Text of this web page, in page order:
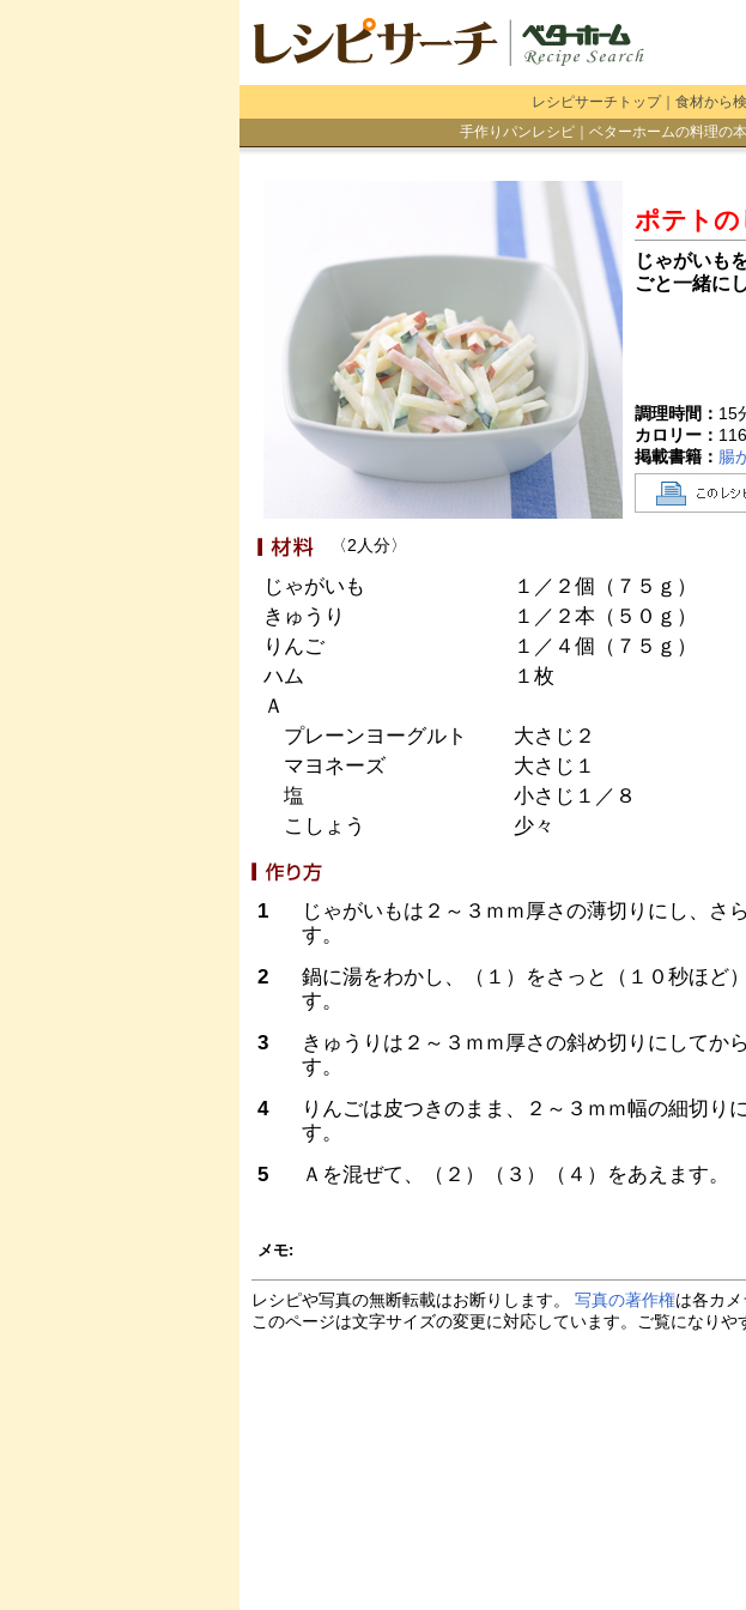
レシピサーチトップ｜ 食材から
手作りパンレシピ
ベターホームの料理の本
ポテト
じゃがいも
ごと一緒に
調理時間： 15
カロリー： 116
掲載書籍： 腸
〈2人分〉
じゃがいも
１／２個（７５ｇ）
きゅうり
１／２本（５０ｇ）
りんご
１／４個（７５ｇ）
ハム
１枚
Ａ
プレーンヨーグルト
大さじ２
マヨネーズ
大さじ１
塩
小さじ１／８
こしょう
少々
1
じゃがいもは２～３ｍｍ厚さの薄切りにし、さ
す。
2
鍋に湯をわかし、（１）をさっと（１０秒ほど
す。
3
きゅうりは２～３ｍｍ厚さの斜め切りにしてか
す。
4
りんごは皮つきのまま、２～３ｍｍ幅の細切り
す。
5
Ａを混ぜて、（２）（３）（４）をあえます。
メモ:
レシピや写真の無断転載はお断りします。 写真の著作権は各カメ
このページは文字サイズの変更に対応しています。ご覧になりや